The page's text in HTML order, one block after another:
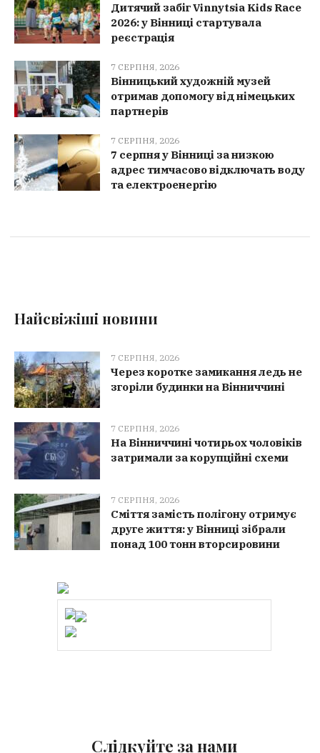
Дитячий забіг Vinnytsia Kids Race
2026: у Вінниці стартувала
реєстрація
7 СЕРПНЯ, 2026
Вінницький художній музей
отримав допомогу від німецьких
партнерів
7 СЕРПНЯ, 2026
7 серпня у Вінниці за низкою
адрес тимчасово відключать воду
та електроенергію
Найсвіжіші новини
7 СЕРПНЯ, 2026
Через коротке замикання ледь не
згоріли будинки на Вінниччині
7 СЕРПНЯ, 2026
На Вінниччині чотирьох чоловіків
затримали за корупційні схеми
7 СЕРПНЯ, 2026
Сміття замість полігону отримує
друге життя: у Вінниці зібрали
понад 100 тонн вторсировини
Слідкуйте за нами